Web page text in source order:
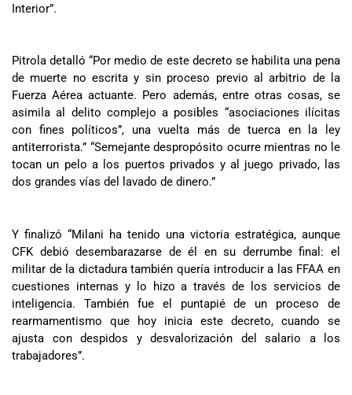
Interior”.
Pitrola detalló “Por medio de este decreto se habilita una pena
de muerte no escrita y sin proceso previo al arbitrio de la
Fuerza Aérea actuante. Pero además, entre otras cosas, se
asimila al delito complejo a posibles “asociaciones ilícitas
con fines políticos”, una vuelta más de tuerca en la ley
antiterrorista.” “Semejante despropósito ocurre mientras no le
tocan un pelo a los puertos privados y al juego privado, las
dos grandes vías del lavado de dinero.”
Y finalizó “Milani ha tenido una victoria estratégica, aunque
CFK debió desembarazarse de él en su derrumbe final: el
militar de la dictadura también quería introducir a las FFAA en
cuestiones internas y lo hizo a través de los servicios de
inteligencia. También fue el puntapié de un proceso de
rearmamentismo que hoy inicia este decreto, cuando se
ajusta con despidos y desvalorización del salario a los
trabajadores”.